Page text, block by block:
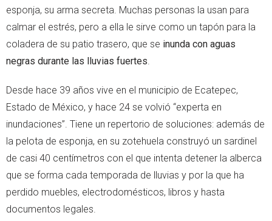
esponja, su arma secreta. Muchas personas la usan para
calmar el estrés, pero a ella le sirve como un tapón para la
coladera de su patio trasero, que se inunda con aguas
negras durante las lluvias fuertes.
Desde hace 39 años vive en el municipio de Ecatepec,
Estado de México, y hace 24 se volvió “experta en
inundaciones”. Tiene un repertorio de soluciones: además de
la pelota de esponja, en su zotehuela construyó un sardinel
de casi 40 centímetros con el que intenta detener la alberca
que se forma cada temporada de lluvias y por la que ha
perdido muebles, electrodomésticos, libros y hasta
documentos legales.